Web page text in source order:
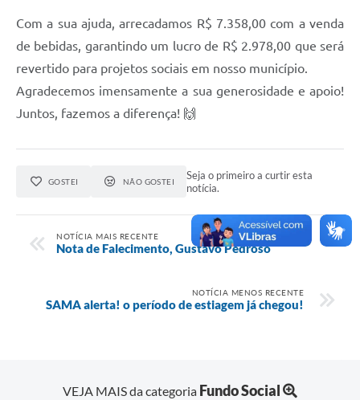
Legislação
Editais
Links
Serviços Online
Emprega
Com a sua ajuda, arrecadamos R$ 7.358,00 com a venda
de bebidas, garantindo um lucro de R$ 2.978,00 que será
revertido para projetos sociais em nosso município.
Agradecemos imensamente a sua generosidade e apoio!
Juntos, fazemos a diferença! 🙌
GOSTEI NÃO GOSTEI
Seja o primeiro a curtir esta
notícia.
NOTÍCIA MAIS RECENTE
Nota de Falecimento, Gustavo Pedroso
NOTÍCIA MENOS RECENTE
SAMA alerta! o período de estiagem já chegou!
VEJA MAIS da categoria Fundo Social